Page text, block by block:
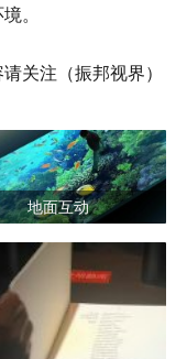
。
关注（振邦视界）
地面互动